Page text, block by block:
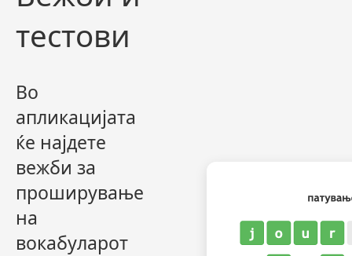
тестови
Во
апликацијата
ќе најдете
вежби за
проширување
на
вокабуларот